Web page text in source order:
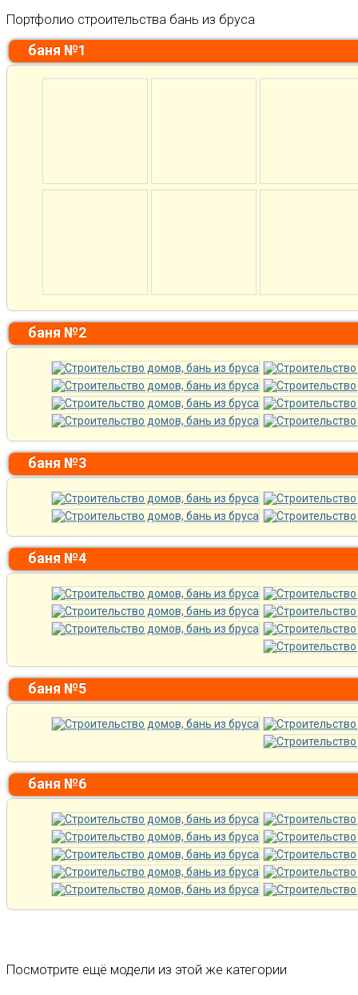
Портфолио строительства бань из бруса
баня №1
баня №2
баня №3
баня №4
баня №5
баня №6
Посмотрите ещё модели из этой же категории